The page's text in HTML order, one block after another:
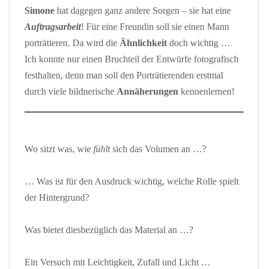
Simone hat dagegen ganz andere Sorgen – sie hat eine
Auftragsarbeit! Für eine Freundin soll sie einen Mann
porträtieren. Da wird die Ähnlichkeitdoch wichtig …
Ich konnte nur einen Bruchteil der Entwürfe fotografisch
festhalten, denn man soll den Porträtierenden erstmal
durch viele bildnerische Annäherungen kennenlernen!
Wo sitzt was, wie fühltsich das Volumen an …?
… Was ist für den Ausdruck wichtig, welche Rolle spielt
der Hintergrund?
Was bietet diesbezüglich das Material an …?
Ein Versuch mit Leichtigkeit, Zufall und Licht …